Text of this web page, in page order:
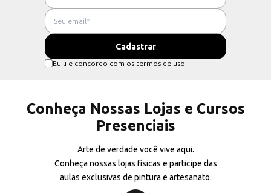
Eu li e concordo com os termos de uso
Conheça Nossas Lojas e Cursos
Presenciais
Arte de verdade você vive aqui.
Conheça nossas lojas físicas e participe das
aulas exclusivas de pintura e artesanato.